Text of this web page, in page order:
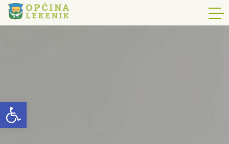
Open toolbar